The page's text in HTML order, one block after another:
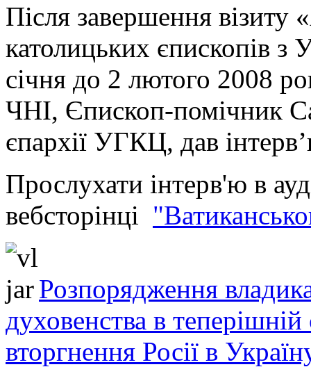
Після завершення
католицьких єпископів з
січня до 2 лютого 2008
ЧНІ, Єпископ-помічник
єпархії УГКЦ, дав
Прослухати інтерв'ю в
вебсторінці
Розпорядження
духовенства в теперішній
вторгнення Росії в